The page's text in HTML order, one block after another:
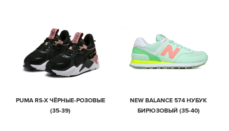
PUMA RS-X ЧЁРНЫЕ-РОЗОВЫЕ
(35-39)
NEW BALANCE 574 НУБУК
БИРЮЗОВЫЙ (35-40)